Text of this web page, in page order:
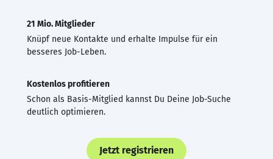
21 Mio. Mitglieder
Knüpf neue Kontakte und erhalte Impulse für ein
besseres Job-Leben.
Kostenlos profitieren
Schon als Basis-Mitglied kannst Du Deine Job-Suche
deutlich optimieren.
Jetzt registrieren